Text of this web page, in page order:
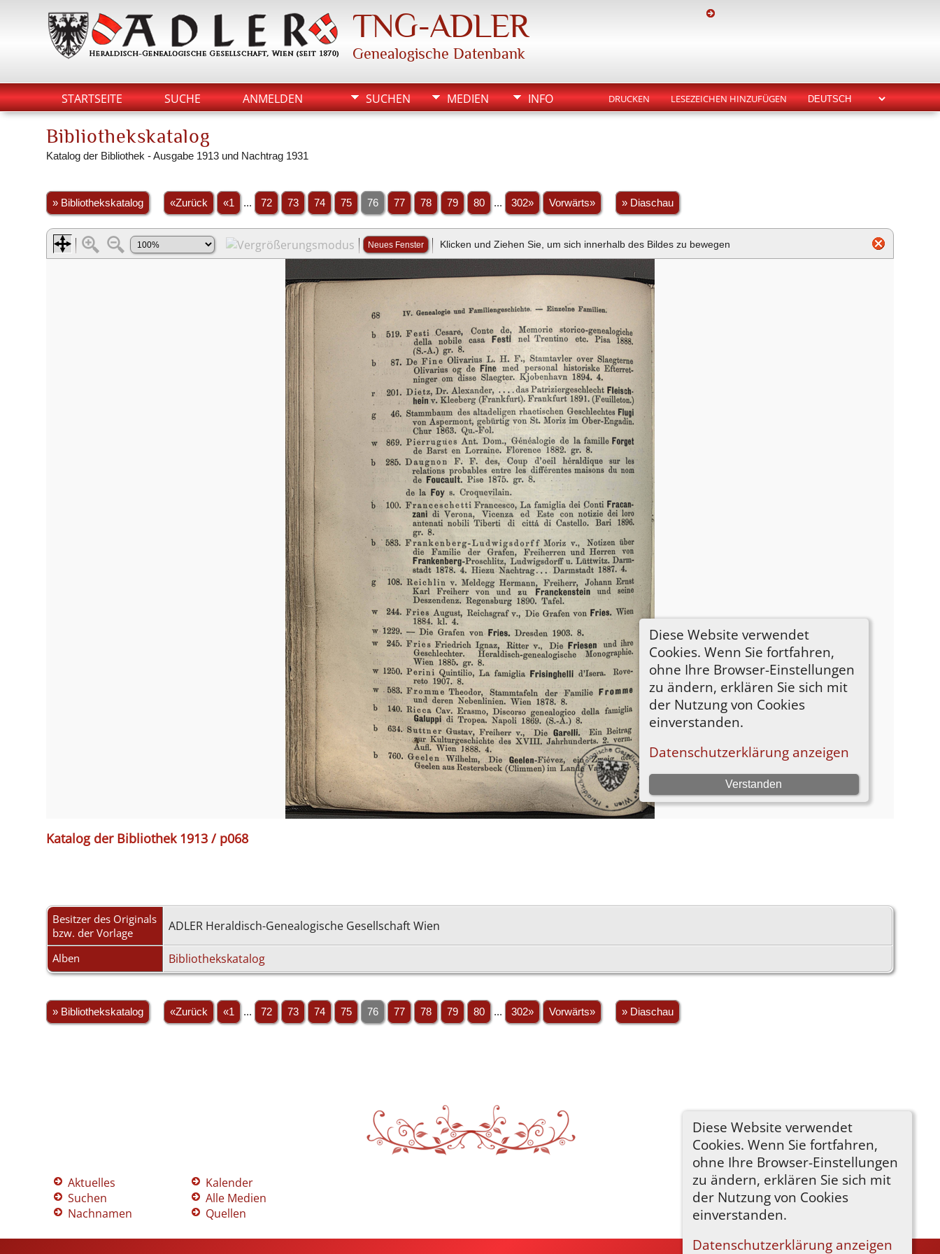
TNG-ADLER
Genealogische Datenbank
STARTSEITE SUCHE ANMELDEN SUCHEN MEDIEN INFO DRUCKEN LESEZEICHEN HINZUFÜGEN
Diese Website verwendet
Cookies. Wenn Sie fortfahren,
ohne Ihre Browser-Einstellungen
zu ändern, erklären Sie sich mit
der Nutzung von Cookies
einverstanden.
Datenschutzerklärung anzeigen
Bibliothekskatalog
Katalog der Bibliothek - Ausgabe 1913 und Nachtrag 1931
» Bibliothekskatalog «Zurück «1 ... 72 73 74 75 76 77 78 79 80 ... 302» Vorwärts» » Diaschau
Katalog der Bibliothek 1913 / p068
Besitzer des Originals
bzw. der Vorlage
ADLER Heraldisch-Genealogische Gesellschaft Wien
Alben Bibliothekskatalog
» Bibliothekskatalog «Zurück «1 ... 72 73 74 75 76 77 78 79 80 ... 302» Vorwärts» » Diaschau
Aktuelles
Suchen
Nachnamen
Kalender
Alle Medien
Quellen